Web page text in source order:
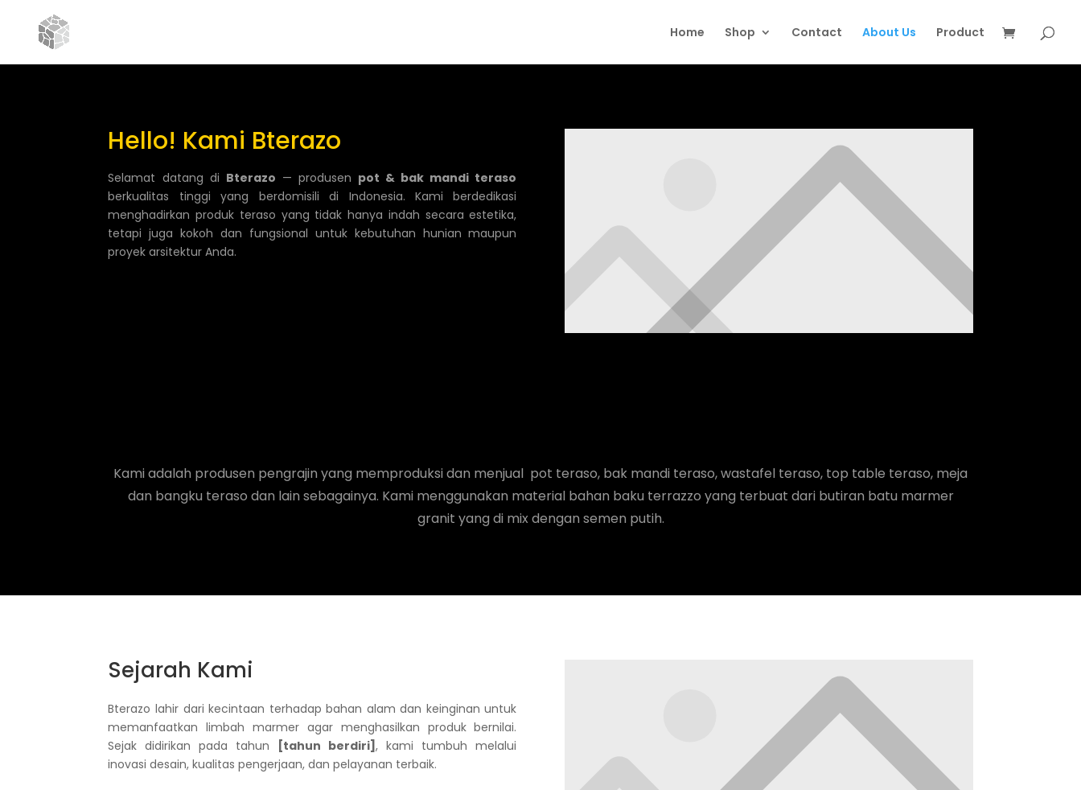
Home Shop Contact About Us Product
Hello! Kami Bterazo
Selamat datang di Bterazo — produsen pot & bak mandi teraso
berkualitas tinggi yang berdomisili di Indonesia. Kami berdedikasi
menghadirkan produk teraso yang tidak hanya indah secara estetika,
tetapi juga kokoh dan fungsional untuk kebutuhan hunian maupun
proyek arsitektur Anda.
Kami adalah produsen pengrajin yang memproduksi dan menjual pot teraso, bak mandi teraso, wastafel teraso, top table teraso, meja
dan bangku teraso dan lain sebagainya. Kami menggunakan material bahan baku terrazzo yang terbuat dari butiran batu marmer
granit yang di mix dengan semen putih.
Sejarah Kami
Bterazo lahir dari kecintaan terhadap bahan alam dan keinginan untuk
memanfaatkan limbah marmer agar menghasilkan produk bernilai.
Sejak didirikan pada tahun
[tahun berdiri], kami tumbuh melalui
inovasi desain, kualitas pengerjaan, dan pelayanan terbaik.